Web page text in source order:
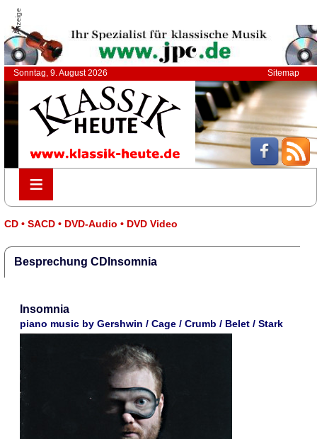
Anzeige
Sonntag, 9. August 2026 Sitemap
≡
≡
CD • SACD • DVD-Audio • DVD Video
Besprechung CDInsomnia
Insomnia
piano music by Gershwin / Cage / Crumb / Belet / Stark